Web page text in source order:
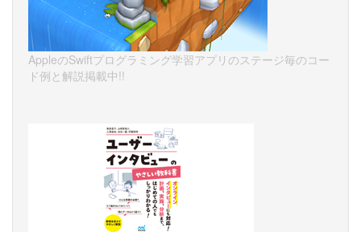
AppleのSwiftプログラミング学習アプリのステージ毎のコー
ド例と解説掲載中!!